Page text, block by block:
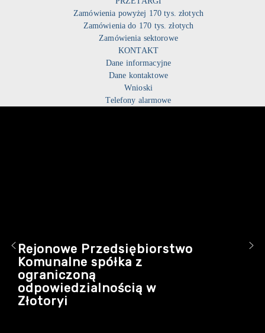
Zamówienia powyżej 170 tys. złotych
Zamówienia do 170 tys. złotych
Zamówienia sektorowe
KONTAKT
Dane informacyjne
Dane kontaktowe
Wnioski
Telefony alarmowe
Rejonowe Przedsiębiorstwo
Komunalne spółka z
ograniczoną
odpowiedzialnością w
Złotoryi